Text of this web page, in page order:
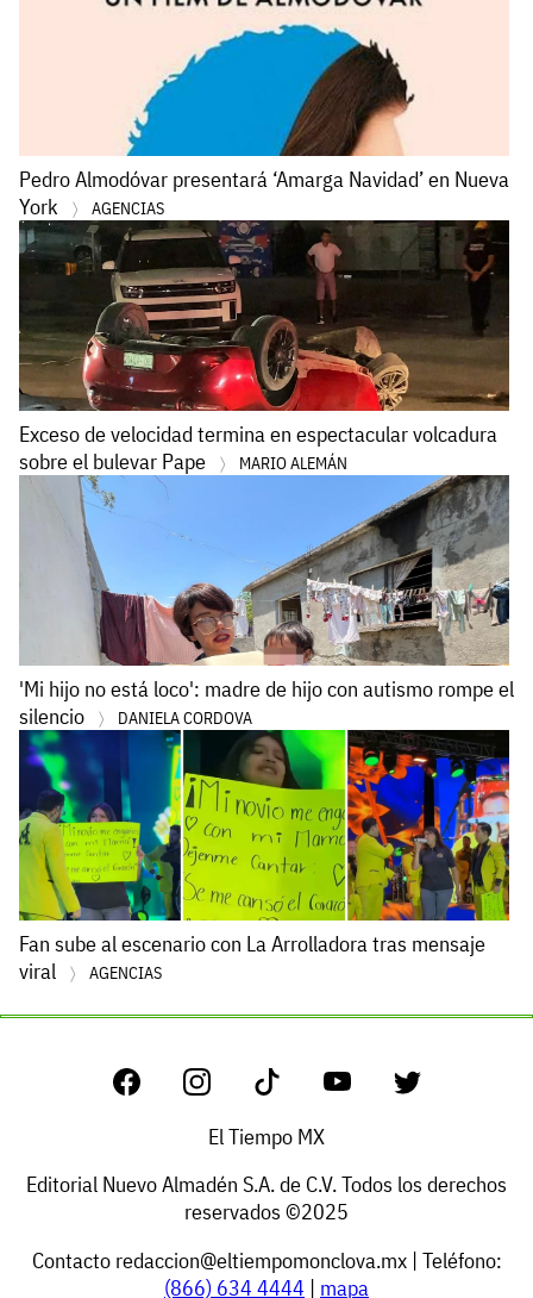
Pedro Almodóvar presentará ‘Amarga Navidad’ en Nueva
York
AGENCIAS
Exceso de velocidad termina en espectacular volcadura
sobre el bulevar Pape
MARIO ALEMÁN
'Mi hijo no está loco': madre de hijo con autismo rompe el
silencio
DANIELA CORDOVA
Fan sube al escenario con La Arrolladora tras mensaje
viral
AGENCIAS
El Tiempo MX
Editorial Nuevo Almadén S.A. de C.V. Todos los derechos
reservados ©2025
Contacto redaccion@eltiempomonclova.mx| Teléfono:
(866) 634 4444 | mapa